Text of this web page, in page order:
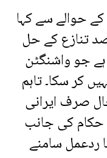
حوالے سے کہا
تنازع کے حل
جو واشنگٹن
کر سکا۔ تاہم
صرف ایرانی
حکام کی جانب
ردعمل سامنے